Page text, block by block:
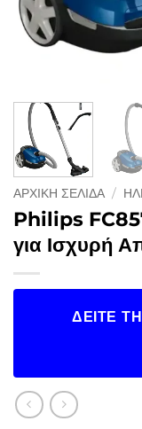
ΑΡΧΙΚΉ ΣΕΛΊΔΑ /
Philips
για Ισχυρή
ΔΕΊΤΕ